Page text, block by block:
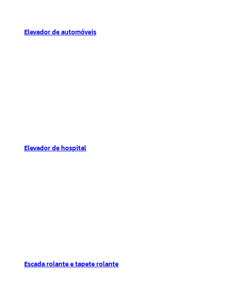
Elevador de automóveis
Elevador de hospital
Escada rolante e tapete rolante